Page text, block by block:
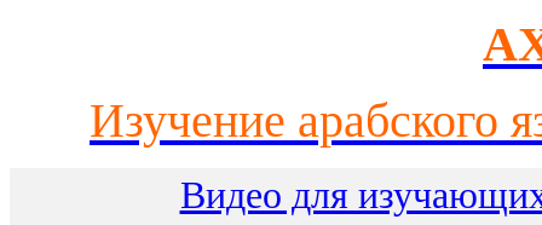
Изучение арабского
Видео для